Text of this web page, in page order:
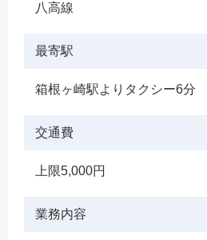
八高線
最寄駅
箱根ヶ崎駅よりタクシー6分
交通費
上限5,000円
業務内容